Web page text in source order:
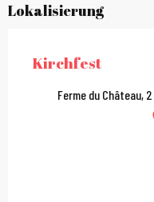
Lokalisierung
Kirchfest
Ferme du Château,